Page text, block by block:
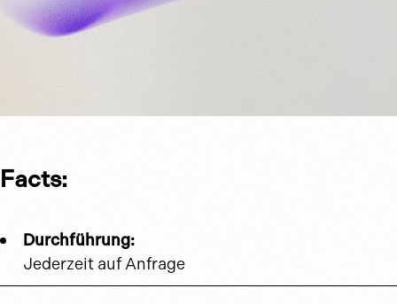
Facts:
Durchführung:
Jederzeit auf Anfrage